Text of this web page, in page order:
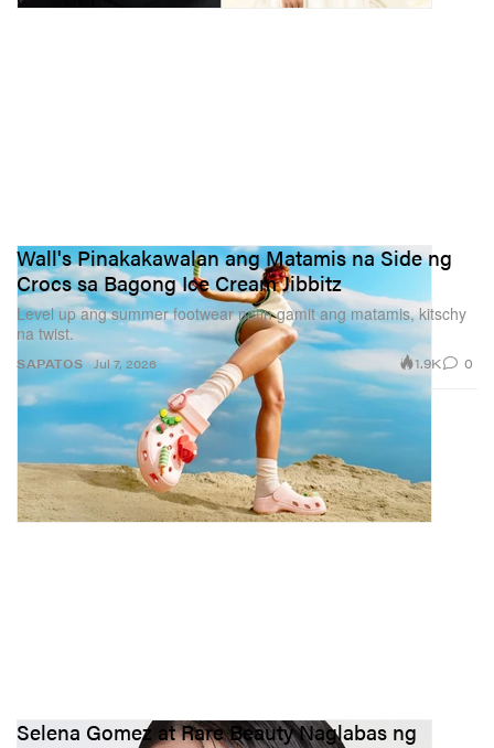
SAPATOS
Wall's Pinakakawalan ang Matamis na Side ng
Crocs sa Bagong Ice Cream Jibbitz
Level up ang summer footwear natin gamit ang matamis, kitschy
na twist.
Jul 7, 2026 1.9K 0
Selena Gomez at Rare Beauty Naglabas ng